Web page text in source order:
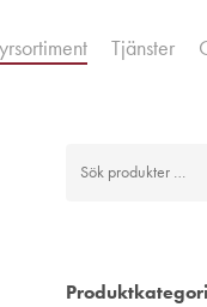
Tjänster
efter: